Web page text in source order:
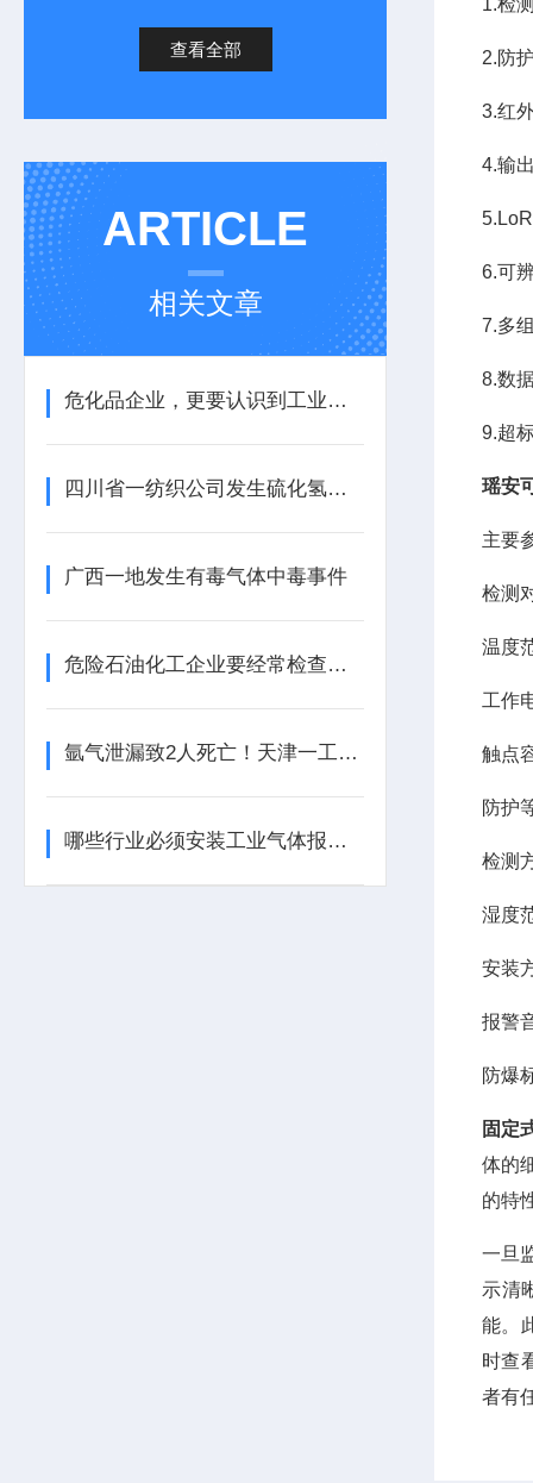
查看全部
ARTICLE
相关文章
危化品企业，更要认识到工业气体报警器的重要性
四川省一纺织公司发生硫化氢中毒事件
广西一地发生有毒气体中毒事件
危险石油化工企业要经常检查工业气体报警器的报警效果
氩气泄漏致2人死亡！天津一工业园内发生安全事故
哪些行业必须安装工业气体报警器？这些地方不装可能违法！
1.检
2.防
3.红
4.输
6.可
7.多
8.数
9.超
瑶安
主要
检测
温度
工作
触点
防护
检测
湿度
安装
报警
防爆
固定
体的
的特
一旦
示清
能。
时查
者有